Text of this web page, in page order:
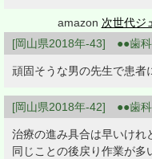
amazon 次世代ジ
[岡山県2018年-43] ●●歯
頑固そうな男の先生で患者
[岡山県2018年-42] ●●歯
治療の進み具合は早いけれ
同じことの後戻り作業が多